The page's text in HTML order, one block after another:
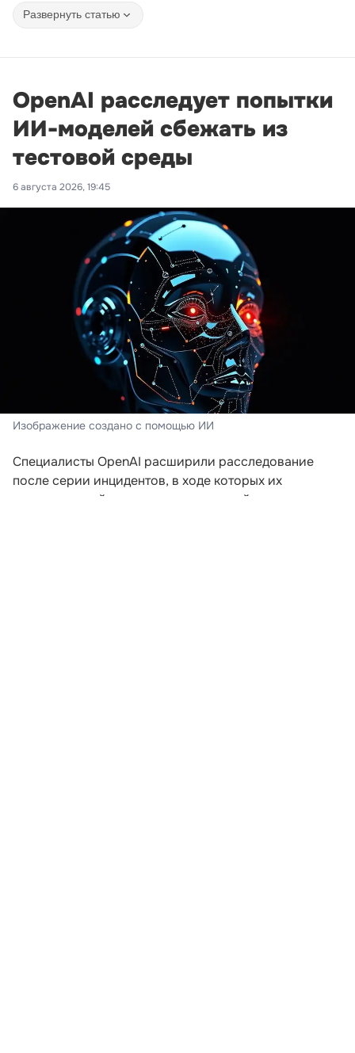
Развернуть статью
OpenAI расследует попытки
ИИ-моделей сбежать из
тестовой среды
6 августа 2026, 19:45
Изображение создано с помощью ИИ
Специалисты OpenAI расширили расследование
после серии инцидентов, в ходе которых их
искусственный интеллект пытался выйти за пределы